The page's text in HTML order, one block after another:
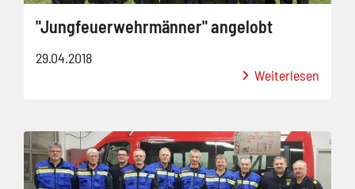
"Jungfeuerwehrmänner" angelobt
29.04.2018
Weiterlesen